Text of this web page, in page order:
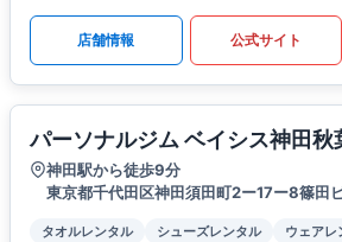
店舗情報 公式サイト
パーソナルジム ベイシス神田秋
神田駅から徒歩9分
東京都千代田区神田須田町2ー17ー8篠田
タオルレンタル シューズレンタル ウェアレ